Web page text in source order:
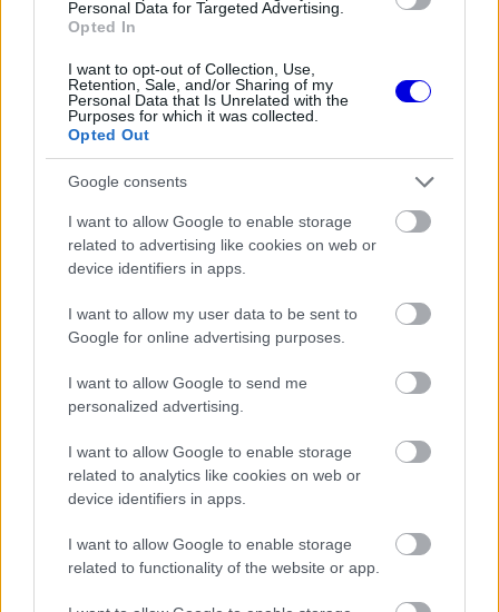
Personal Data for Targeted Advertising.
Opted In
I want to opt-out of Collection, Use,
Retention, Sale, and/or Sharing of my
Personal Data that Is Unrelated with the
Purposes for which it was collected.
Opted Out
Google consents
I want to allow Google to enable storage
related to advertising like cookies on web or
device identifiers in apps.
I want to allow my user data to be sent to
Google for online advertising purposes.
I want to allow Google to send me
personalized advertising.
I want to allow Google to enable storage
related to analytics like cookies on web or
device identifiers in apps.
I want to allow Google to enable storage
related to functionality of the website or app.
riválisától a Red Bull
FORMA-1
Zéró kifogás az Alpine-nál, a
célkeresztben
Mélypontról mentené meg F1-es
projektjét a Honda a sokkoló
Előbb a #47-es KCMG BMW-t vezető Jesse
Krohnt előzte meg határozott mozdulattal, majd
Porschéval versenyző, DTM-bajnok Ayhancan